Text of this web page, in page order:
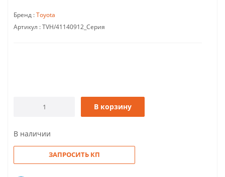
Бренд :Toyota
Артикул :TVH/41140912_Серия
В корзину
В наличии
ЗАПРОСИТЬ КП